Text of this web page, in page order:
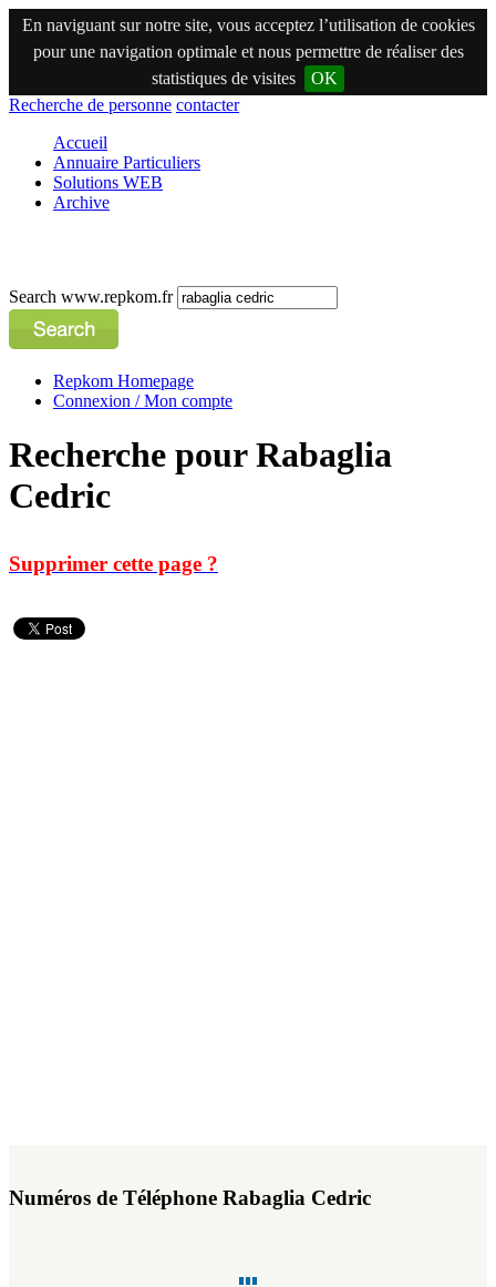
En naviguant sur notre site, vous acceptez l’utilisation de cookies
pour une navigation optimale et nous permettre de réaliser des
statistiques de visites
OK
Recherche de personne contacter
Accueil
Annuaire Particuliers
Solutions WEB
Archive
Search www.repkom.fr
Repkom Homepage
Connexion / Mon compte
Recherche pour Rabaglia
Cedric
Supprimer cette page ?
Numéros de Téléphone Rabaglia Cedric